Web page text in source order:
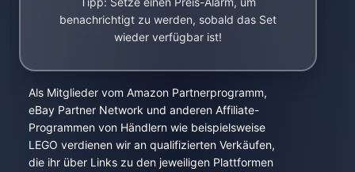
benachrichtigt zu werden, sobald das Set
wieder verfügbar ist!
Als Mitglieder vom Amazon Partnerprogramm,
eBay Partner Network und anderen Affiliate-
Programmen von Händlern wie beispielsweise
LEGO verdienen wir an qualifizierten Verkäufen,
die ihr über Links zu den jeweiligen Plattformen